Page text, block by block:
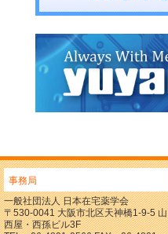
事務局
一般社団法人 日本在宅薬学会
〒530-0041 大阪市北区天神橋1-9-5 山
西屋・西孫ビル3F